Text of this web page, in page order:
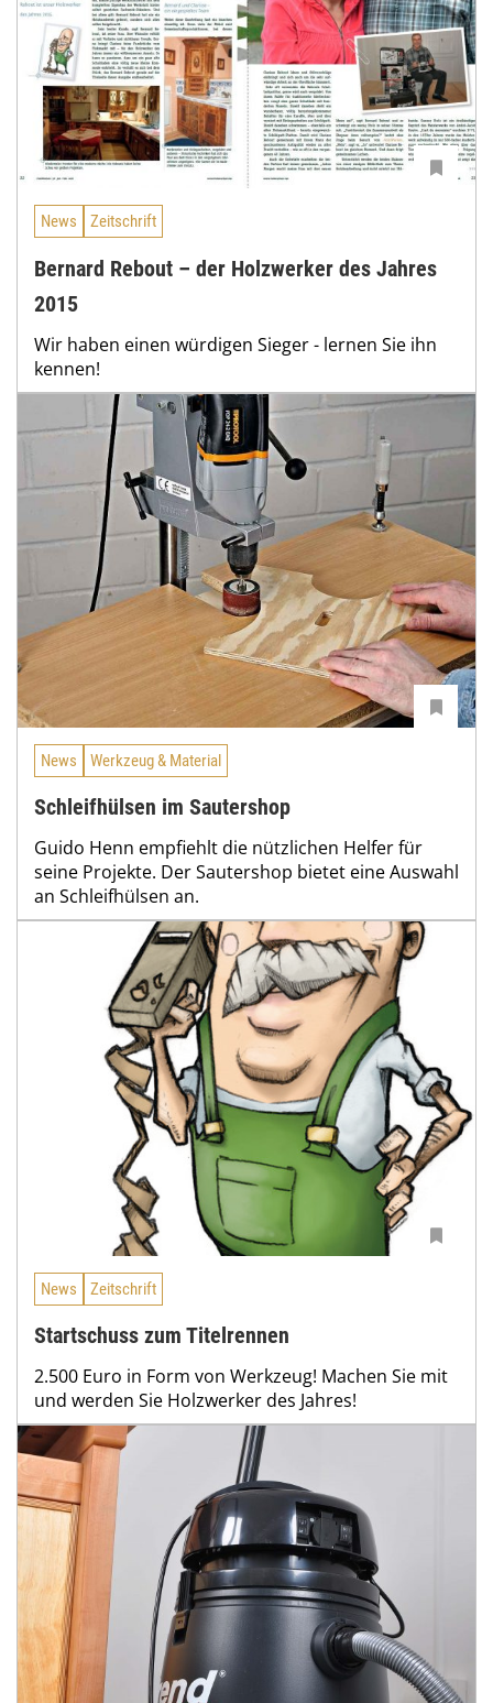
News Zeitschrift
Bernard Rebout – der Holzwerker des Jahres
2015
Wir haben einen würdigen Sieger - lernen Sie ihn
kennen!
News Werkzeug & Material
Schleifhülsen im Sautershop
Guido Henn empfiehlt die nützlichen Helfer für
seine Projekte. Der Sautershop bietet eine Auswahl
an Schleifhülsen an.
News Zeitschrift
Startschuss zum Titelrennen
2.500 Euro in Form von Werkzeug! Machen Sie mit
und werden Sie Holzwerker des Jahres!